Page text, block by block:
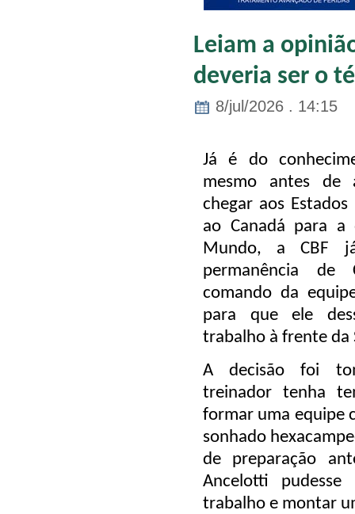
Leiam a
deveria ser o
8/jul/2026 . 14:15
Já é do
mesmo antes de
chegar aos
ao Canadá para
Mundo, a CBF
permanência de
comando da
para que ele
trabalho à frente da
A decisão foi
treinador tenha
formar uma equipe
sonhado
de preparação
Ancelotti
trabalho e montar